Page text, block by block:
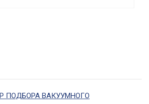
ПОДБОРА ВАКУУМНОГО